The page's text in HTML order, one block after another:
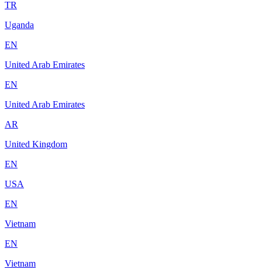
TR
Uganda
EN
United Arab Emirates
EN
United Arab Emirates
AR
United Kingdom
EN
USA
EN
Vietnam
EN
Vietnam